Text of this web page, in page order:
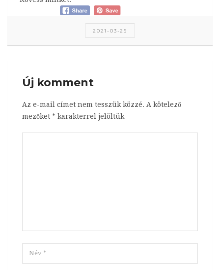
2021-03-25
Új komment
Az e-mail címet nem tesszük közzé. A kötelező
mezőket * karakterrel jelöltük